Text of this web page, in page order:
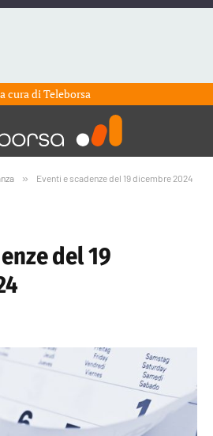
cura diTeleborsa
» Eventi e scadenze del 19 dicembre 2024
del 19